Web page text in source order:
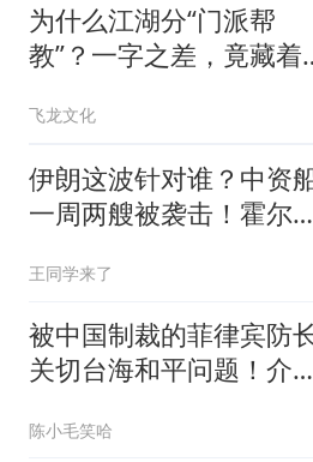
为什么江湖分“门派帮
教”？一字之差，竟藏着
飞龙文化
伊朗这波针对谁？中资
一周两艘被袭击！霍尔木
彻底破灭！
王同学来了
被中国制裁的菲律宾防
关切台海和平问题！介文
陈小毛笑哈